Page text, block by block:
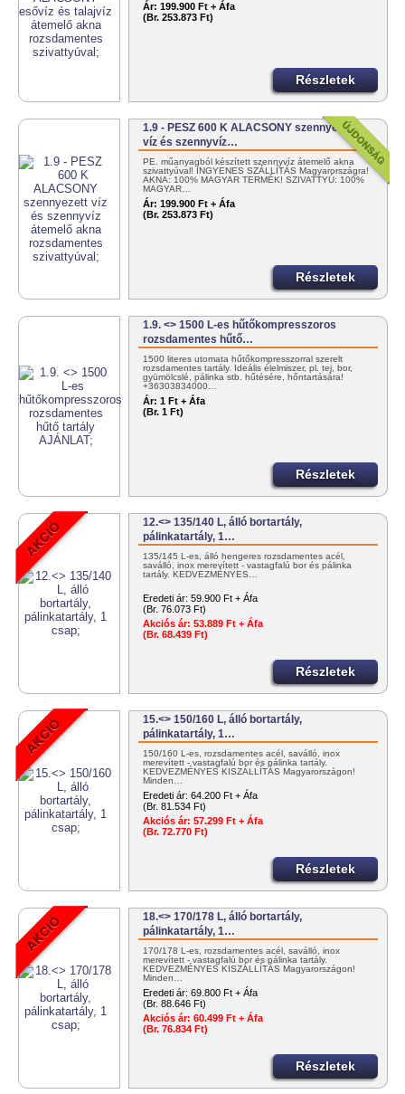
Ár: 199.900 Ft + Áfa
(Br. 253.873 Ft)
Részletek
1.9 - PESZ 600 K ALACSONY szennyezett
víz és szennyvíz…
PE. műanyagból készített szennyvíz átemelő akna
szivattyúval! INGYENES SZÁLLÍTÁS Magyarországra!
AKNA: 100% MAGYAR TERMÉK! SZIVATTYÚ: 100%
MAGYAR…
Ár: 199.900 Ft + Áfa
(Br. 253.873 Ft)
Részletek
1.9. <> 1500 L-es hűtőkompresszoros
rozsdamentes hűtő…
1500 literes utomata hűtőkompresszorral szerelt
rozsdamentes tartály. Ideális élelmiszer, pl. tej, bor,
gyümölcslé, pálinka stb. hűtésére, hőntartására!
+36303834000…
Ár: 1 Ft + Áfa
(Br. 1 Ft)
Részletek
12.<> 135/140 L, álló bortartály,
pálinkatartály, 1…
135/145 L-es, álló hengeres rozsdamentes acél,
saválló, inox merevített - vastagfalú bor és pálinka
tartály. KEDVEZMÉNYES…
Eredeti ár: 59.900 Ft + Áfa
(Br. 76.073 Ft)
Akciós ár: 53.889 Ft + Áfa
(Br. 68.439 Ft)
Részletek
15.<> 150/160 L, álló bortartály,
pálinkatartály, 1…
150/160 L-es, rozsdamentes acél, saválló, inox
merevített - vastagfalú bor és pálinka tartály.
KEDVEZMÉNYES KISZÁLLÍTÁS Magyarországon!
Minden…
Eredeti ár: 64.200 Ft + Áfa
(Br. 81.534 Ft)
Akciós ár: 57.299 Ft + Áfa
(Br. 72.770 Ft)
Részletek
18.<> 170/178 L, álló bortartály,
pálinkatartály, 1…
170/178 L-es, rozsdamentes acél, saválló, inox
merevített - vastagfalú bor és pálinka tartály.
KEDVEZMÉNYES KISZÁLLÍTÁS Magyarországon!
Minden…
Eredeti ár: 69.800 Ft + Áfa
(Br. 88.646 Ft)
Akciós ár: 60.499 Ft + Áfa
(Br. 76.834 Ft)
Részletek